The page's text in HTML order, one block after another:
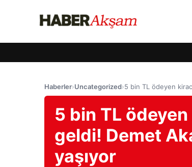
Haberler›Uncategorized›5 bin TL ödeyen
5 bin TL ödeyen
geldi! Demet
yaşıyor